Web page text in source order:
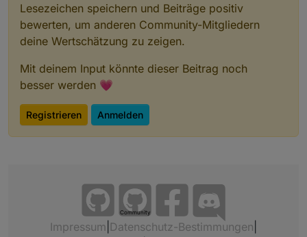
Lesezeichen speichern und Beiträge positiv
bewerten, um anderen Community-Mitgliedern
deine Wertschätzung zu zeigen.
Mit deinem Input könnte dieser Beitrag noch
besser werden 💗
Registrieren Anmelden
Community
Impressum Datenschutz-Bestimmungen